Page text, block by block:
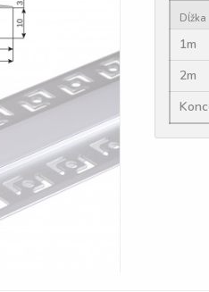
Dĺžka
1m
2m